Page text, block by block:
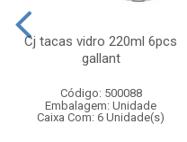
Cj tacas vidro 220ml 6pcs
gallant
Código: 500088
Embalagem: Unidade
Caixa Com: 6 Unidade(s)